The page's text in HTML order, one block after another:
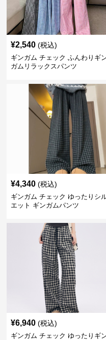
¥2,540 (税込)
ギンガム チェック ふんわりギ
ガムリラックスパンツ
¥4,340 (税込)
ギンガム チェック ゆったりシ
エット ギンガムパンツ
¥6,940 (税込)
ギンガム チェック ゆったりギ